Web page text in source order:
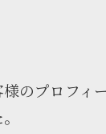
のプロフィ